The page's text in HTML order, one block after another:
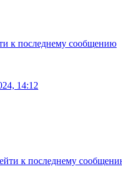
к последнему сообщению
14:12
к последнему